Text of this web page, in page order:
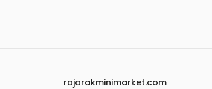
rajarakminimarket.com